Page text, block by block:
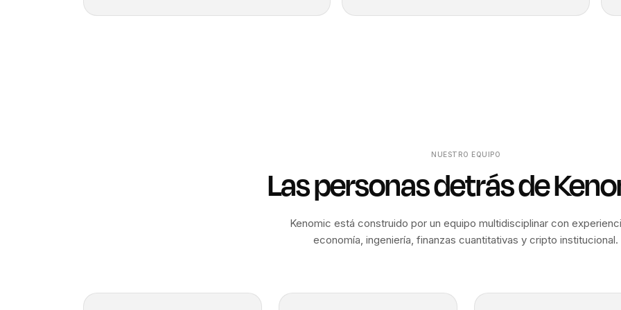
NUESTRO EQUIPO
Las personas detrás de
Kenomic está construido por un equipo multidisciplinar con
economía, ingeniería, finanzas cuantitativas y cripto institucional.